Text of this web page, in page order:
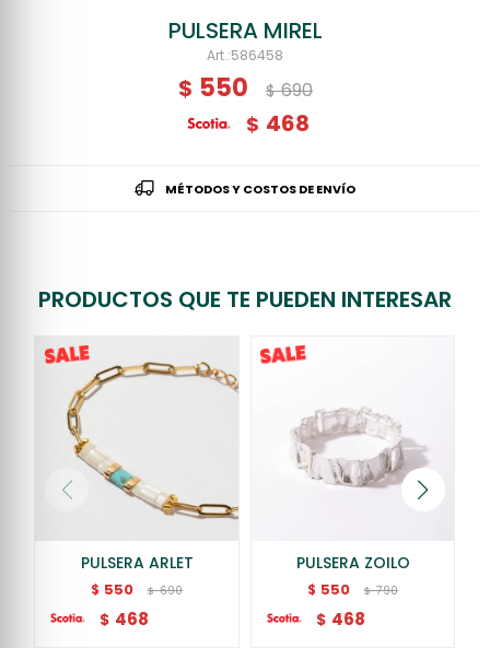
PULSERA MIREL
586458
$ 550 $ 690
$ 468
MÉTODOS Y COSTOS DE ENVÍO
PRODUCTOS QUE TE PUEDEN INTERESAR
PULSERA ARLET
$ 550 $ 690
$ 468
PULSERA ZOILO
$ 550 $ 790
$ 468